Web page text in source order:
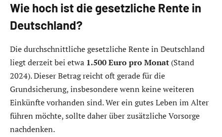
Wie hoch ist die gesetzliche Rente in
Deutschland?
Die durchschnittliche gesetzliche Rente in Deutschland
liegt derzeit bei etwa 1.500 Euro pro Monat (Stand
2024). Dieser Betrag reicht oft gerade für die
Grundsicherung, insbesondere wenn keine weiteren
Einkünfte vorhanden sind. Wer ein gutes Leben im Alter
führen möchte, sollte daher über zusätzliche Vorsorge
nachdenken.